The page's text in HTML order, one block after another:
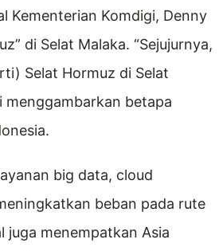
Kementerian Komdigi, Denny
di Selat Malaka. “Sejujurnya,
Selat Hormuz di Selat
menggambarkan betapa
big data, cloud
beban pada rute
juga menempatkan Asia